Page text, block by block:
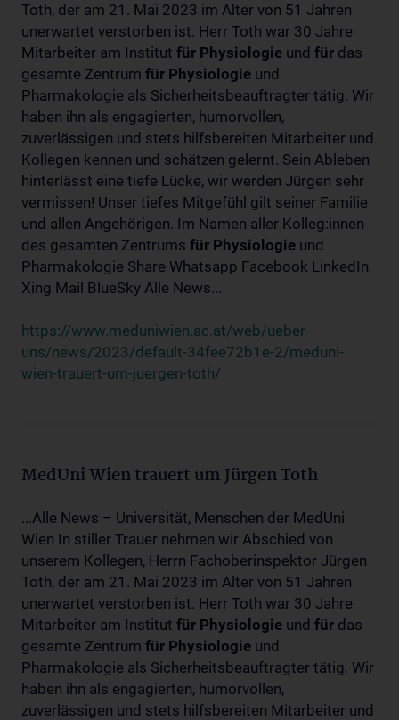
Toth, der am 21. Mai 2023 im Alter von 51 Jahren
unerwartet verstorben ist. Herr Toth war 30 Jahre
Mitarbeiter am Institut für Physiologie und für das
gesamte Zentrum für Physiologie und
Pharmakologie als Sicherheitsbeauftragter tätig. Wir
haben ihn als engagierten, humorvollen,
zuverlässigen und stets hilfsbereiten Mitarbeiter und
Kollegen kennen und schätzen gelernt. Sein Ableben
hinterlässt eine tiefe Lücke, wir werden Jürgen sehr
vermissen! Unser tiefes Mitgefühl gilt seiner Familie
und allen Angehörigen. Im Namen aller Kolleg:innen
des gesamten Zentrums für Physiologie und
Pharmakologie Share Whatsapp Facebook LinkedIn
Xing Mail BlueSky Alle News...
https://www.meduniwien.ac.at/web/ueber-
uns/news/2023/default-34fee72b1e-2/meduni-
wien-trauert-um-juergen-toth/
MedUni Wien trauert um Jürgen Toth
...Alle News – Universität, Menschen der MedUni
Wien In stiller Trauer nehmen wir Abschied von
unserem Kollegen, Herrn Fachoberinspektor Jürgen
Toth, der am 21. Mai 2023 im Alter von 51 Jahren
unerwartet verstorben ist. Herr Toth war 30 Jahre
Mitarbeiter am Institut für Physiologie und für das
gesamte Zentrum für Physiologie und
Pharmakologie als Sicherheitsbeauftragter tätig. Wir
haben ihn als engagierten, humorvollen,
zuverlässigen und stets hilfsbereiten Mitarbeiter und